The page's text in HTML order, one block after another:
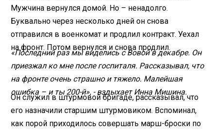
Мужчина вернулся домой. Но – ненадолго.
Буквально через несколько дней он снова
отправился в военкомат и продлил контракт. Уехал
на фронт. Потом вернулся и снова продлил.
«Последний раз мы виделись с Вовой в декабре. Он
приезжал ко мне после госпиталя. Рассказывал, что
на фронте очень страшно и тяжело. Малейшая
ошибка – и ты 200-й», - вздыхает Инна Мишина.
Он служил в штурмовой бригаде, рассказывал, что
его назначили старшим штурмовиком. Вспоминал,
как порой приходилось совершать марш-броски по